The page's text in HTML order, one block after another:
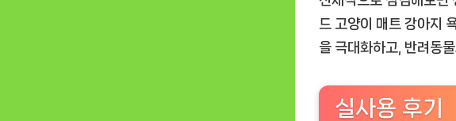
드 고양이 매트 강아지
을 극대화하고, 반려동
실사용 후기